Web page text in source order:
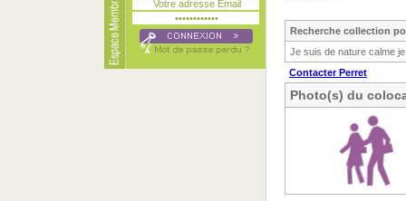
Recherche collection
Je suis de nature calme
Contacter Perret
Photo(s) du